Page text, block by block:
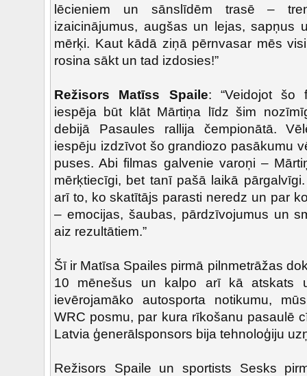
lēcieniem un sānslīdēm trasē –
izaicinājumus, augšas un lejas, sapņus
mērķi. Kaut kādā ziņā pērnvasar mēs
rosina sākt un tad izdosies!”
Režisors Matīss Spaile: “Veidojot šo
iespēja būt klāt Mārtiņa līdz šim
debijā Pasaules rallija čempionātā.
iespēju izdzīvot šo grandiozo pasākumu
puses. Abi filmas galvenie varoņi –
mērķtiecīgi, bet tanī pašā laikā
arī to, ko skatītājs parasti neredz un par
– emocijas, šaubas, pārdzīvojumus un
aiz rezultātiem.”
Šī ir Matīsa Spailes pirmā pilnmetrāžas
10 mēnešus un kalpo arī kā atskats
ievērojamāko autosporta notikumu,
WRC posmu, par kura rīkošanu pasaulē
Latvia ģenerālsponsors bija tehnoloģiju
Režisors Spaile un sportists Sesks